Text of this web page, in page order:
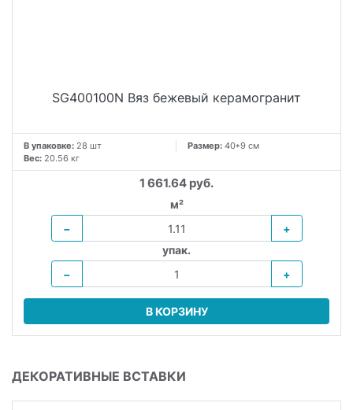
SG400100N Вяз бежевый керамогранит
В упаковке: 28 шт Размер: 40*9 см
Вес: 20.56 кг
1 661.64 руб.
м²
−
+
упак.
−
+
В КОРЗИНУ
ДЕКОРАТИВНЫЕ ВСТАВКИ